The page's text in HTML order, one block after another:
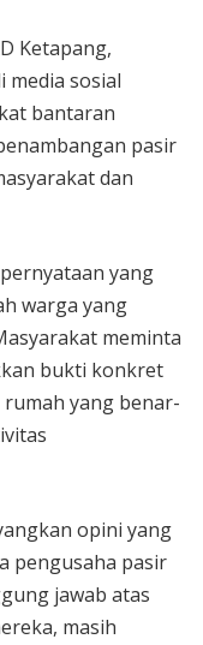
Ketapang,
media sosial
bantaran
pasir
dan
yang
warga yang
meminta
bukti konkret
yang benar-
opini yang
pengusaha pasir
jawab atas
masih